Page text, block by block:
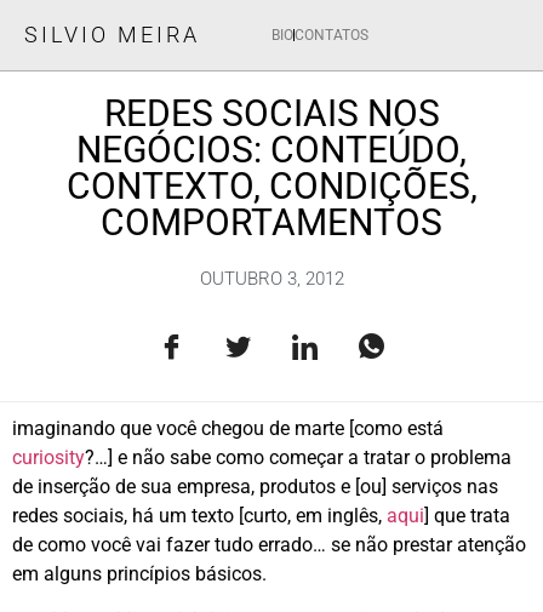
SILVIO MEIRA BIOCONTATOS
REDES SOCIAIS NOS
NEGÓCIOS: CONTEÚDO,
CONTEXTO, CONDIÇÕES,
COMPORTAMENTOS
OUTUBRO 3, 2012
imaginando que você chegou de marte [como está
curiosity?…] e não sabe como começar a tratar o problema
de inserção de sua empresa, produtos e [ou] serviços nas
redes sociais, há um texto [curto, em inglês, aqui] que trata
de como você vai fazer tudo errado… se não prestar atenção
em alguns princípios básicos.